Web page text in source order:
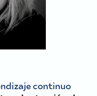
continuo